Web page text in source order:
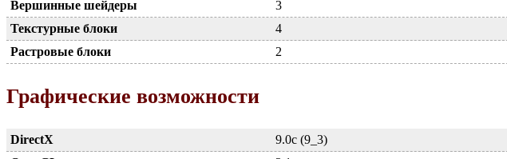
Вершинные шейдеры
3
Текстурные блоки
4
Растровые блоки
2
Графические возможности
DirectX
9.0c (9_3)